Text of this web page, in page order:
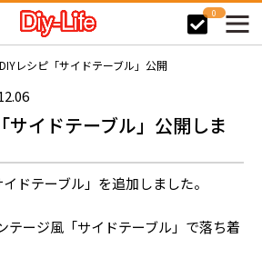
0
レシピ「サイドテーブル」公開
サイドテーブル」公開しま
ドテーブル」を追加しました。
テージ風「サイドテーブル」で落ち着